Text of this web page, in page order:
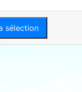
sélection